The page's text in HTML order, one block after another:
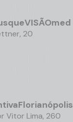
VISÃOmed
20
Florianópolis
Vitor Lima, 260